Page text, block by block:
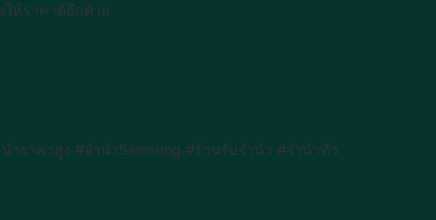
ห้ราคาดีอีกด้วย
ราคาสูง #จำนำSamsung #ร้านรับจำนำ #จำนำทั่ว